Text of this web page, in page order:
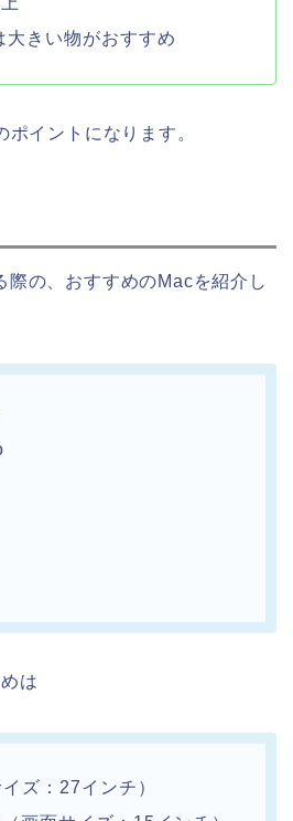
大きい物がおすすめ
イントになります。
際の、おすすめのMacを紹介し
は
ズ：27インチ）